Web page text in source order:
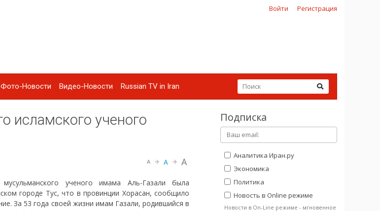
Войти Регистрация
Фото-Новости Видео-Новости Russian TV in Iran
исламского ученого
A A A
ученого имама Аль-Газали была
городе Тус, что в провинции Хорасан, сообщило
За 53 года своей жизни имам Газали, родившийся в
Подписка
Аналитика Иран.ру
Экономика
Политика
Новость в Online режиме
Новости в On-Line режиме - мгновенное